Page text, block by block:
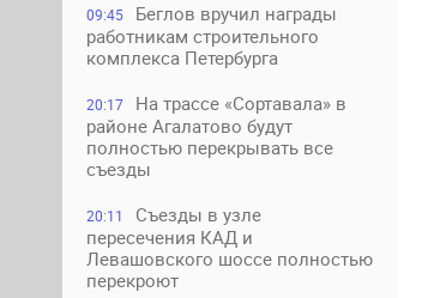
09:45
Беглов вручил награды
работникам строительного
комплекса Петербурга
20:17
На трассе «Сортавала» в
районе Агалатово будут
полностью перекрывать все
съезды
20:11
Съезды в узле
пересечения КАД и
Левашовского шоссе полностью
перекроют